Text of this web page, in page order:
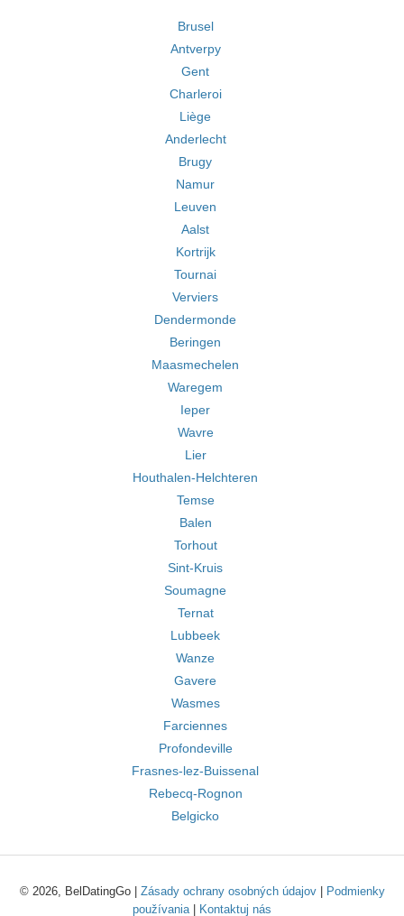
Brusel
Antverpy
Gent
Charleroi
Liège
Anderlecht
Brugy
Namur
Leuven
Aalst
Kortrijk
Tournai
Verviers
Dendermonde
Beringen
Maasmechelen
Waregem
Ieper
Wavre
Lier
Houthalen-Helchteren
Temse
Balen
Torhout
Sint-Kruis
Soumagne
Ternat
Lubbeek
Wanze
Gavere
Wasmes
Farciennes
Profondeville
Frasnes-lez-Buissenal
Rebecq-Rognon
Belgicko
© 2026, BelDatingGo | Zásady ochrany osobných údajov|
Podmienky
používania| Kontaktuj nás